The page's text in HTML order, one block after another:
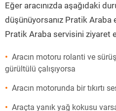
Eğer aracınızda aşağıdaki
düşünüyorsanız Pratik Araba
Pratik Araba servisini ziyaret
Aracın motoru rolanti ve
gürültülü çalışıyorsa
Aracın motorunda bir tıkırtı
Araçta yanık yağ kokusu